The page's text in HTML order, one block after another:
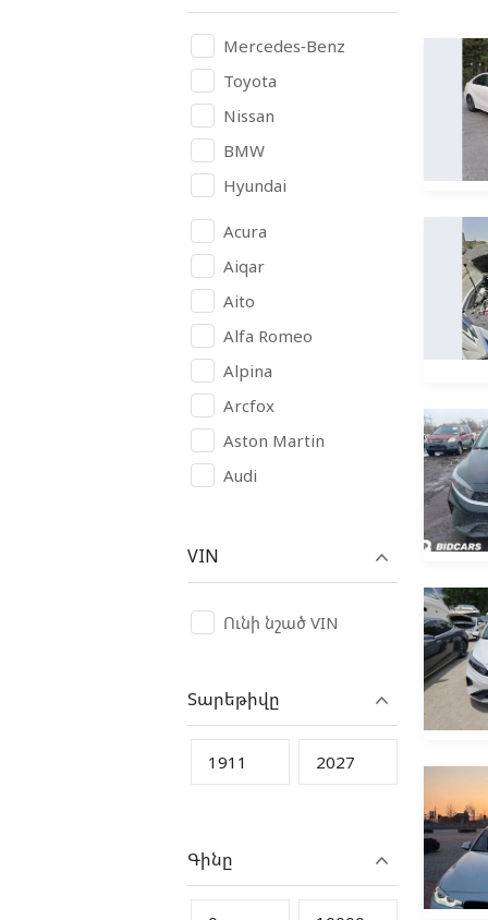
Mercedes-Benz
Toyota
Nissan
BMW
Hyundai
Acura
Aiqar
Aito
Alfa Romeo
Alpina
Arcfox
Aston Martin
Audi
BAW
Bentley
BYD
Cadillac
Changan
Chevrolet
Chrysler
VIN
Ունի նշած VIN
Տարեթիվը
Գինը